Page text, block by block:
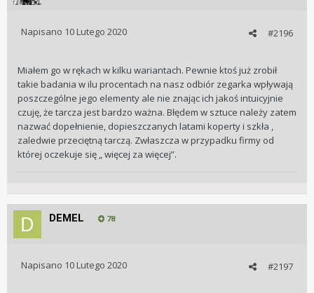
#2196
Napisano 10 Lutego 2020
Miałem go w rękach w kilku wariantach. Pewnie ktoś już zrobił
takie badania w ilu procentach na nasz odbiór zegarka wpływają
poszczególne jego elementy ale nie znając ich jakoś intuicyjnie
czuję, że tarcza jest bardzo ważna. Błędem w sztuce należy zatem
nazwać dopełnienie, dopieszczanych latami koperty i szkła ,
zaledwie przeciętną tarczą. Zwłaszcza w przypadku firmy od
której oczekuje się „ więcej za więcej”.
DEMEL 78
#2197
Napisano 10 Lutego 2020